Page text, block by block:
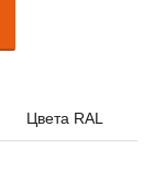
Цвета RAL